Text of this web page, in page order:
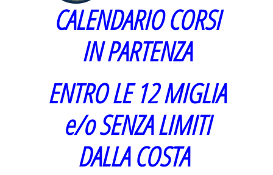
CALENDARIO CORSI
IN PARTENZA
ENTRO LE 12 MIGLIA
e/o SENZA LIMITI
DALLA COSTA